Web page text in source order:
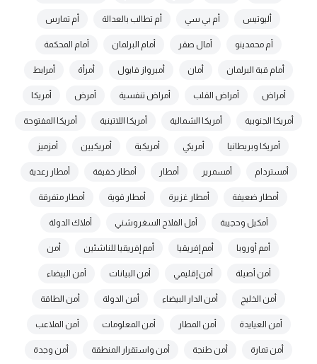
أليوتيس أم بي سي أم تطالب بالعدالة أم تمارس
أم محمدينو أمال صقر أمام البرلمان أمام المحكمة
أمام قبة البرلمان أمان أمبرواز فايول أمرأة أمرابط
أمراض أمراض القلب أمراض تنفسية أمرض أمريكا
أمريكا الجنوبية أمريكا الشمالية أمريكا اللاتينية أمريكا المفتوحة
أمريكا وبريطانيا أمريكي أمريكية أمريكيين أمزميز
أمستردام أمسمرير أمطار أمطار خفيفة أمطار رعدية
أمطار ضعيفة أمطار غزيرة أمطار قوية أمطار متفرقة
أمكيل وحجيبة أمل الفلاح السغروشني أملاك الدولة
أمم أوروبا أمم إفريقيا أمم إفريقيا للناشئين أمن
أمن أصيلة أمن إقليمي أمن البيانات أمن البيضاء
أمن الخليج أمن الدار البيضاء أمن الدولة أمن الطاقة
أمن العيايدة أمن المطار أمن المعلومات أمن الملاعب
أمن تمارة أمن طنجة أمن واستقرار المنطقة أمن وجدة